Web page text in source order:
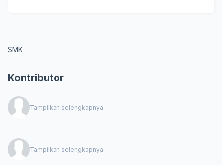
SMK
Kontributor
Tampilkan selengkapnya
Tampilkan selengkapnya